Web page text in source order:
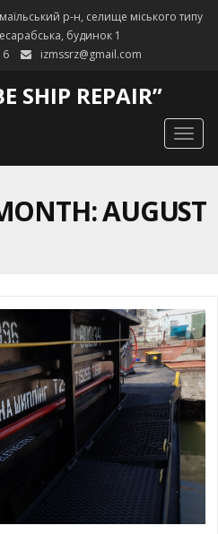
р-н, селище міського типу
будинок 1
izmssrz@gmail.com
SHIP REPAIR”
AUGUST